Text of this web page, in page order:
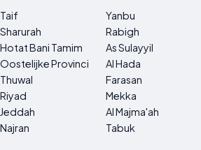
Taif
Yanbu
Sharurah
Rabigh
Hotat Bani Tamim
As Sulayyil
Oostelijke Provincie
Al Hada
Thuwal
Farasan
Riyad
Mekka
Jeddah
Al Majma'ah
Najran Tabuk